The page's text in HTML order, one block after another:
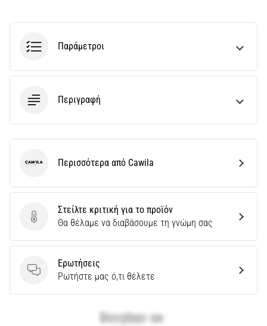
Παράμετροι
Περιγραφή
Στείλτε κριτική για το προϊόν
Στείλτε κριτική για το προϊόν
Θα θέλαμε να διαβάσουμε τη γνώμη σας
Ερωτήσεις
Ερωτήσεις
Ρωτήστε μας ό,τι θέλετε
Cawila Περισσότερα από Cawila